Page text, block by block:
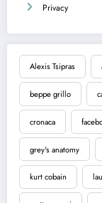
Privacy
Alexis Tsipras
beppe grillo
cronaca
grey's anatomy
kurt cobain